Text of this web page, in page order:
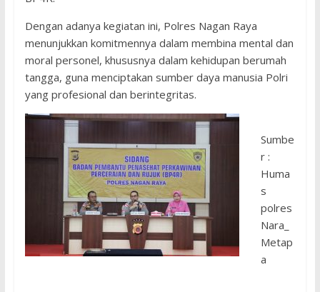
Dengan adanya kegiatan ini, Polres Nagan Raya
menunjukkan komitmennya dalam membina mental dan
moral personel, khususnya dalam kehidupan berumah
tangga, guna menciptakan sumber daya manusia Polri
yang profesional dan berintegritas.
Sumbe
r :
Huma
s
polres
Nara_
Metap
a